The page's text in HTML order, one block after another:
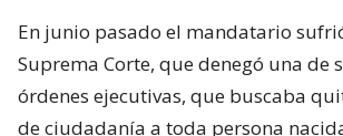
En junio pasado el mandatario
Suprema Corte, que denegó una de
órdenes ejecutivas, que buscaba
de ciudadanía a toda persona